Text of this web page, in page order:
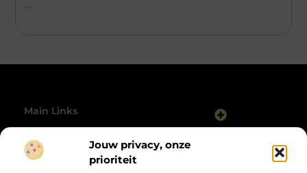
Jouw privacy, onze
prioriteit
Main Links
@2025 All Right Reserved.
www.polmanclaim.nl.
Bericht categorie